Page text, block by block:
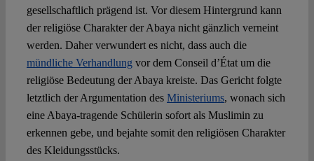
gesellschaftlich prägend ist. Vor diesem Hintergrund kann
der religiöse Charakter der Abaya nicht gänzlich verneint
werden. Daher verwundert es nicht, dass auch die
mündliche Verhandlung vor dem Conseil d’État um die
religiöse Bedeutung der Abaya kreiste. Das Gericht folgte
letztlich der Argumentation des Ministeriums, wonach sich
eine Abaya-tragende Schülerin sofort als Muslimin zu
erkennen gebe, und bejahte somit den religiösen Charakter
des Kleidungsstücks.